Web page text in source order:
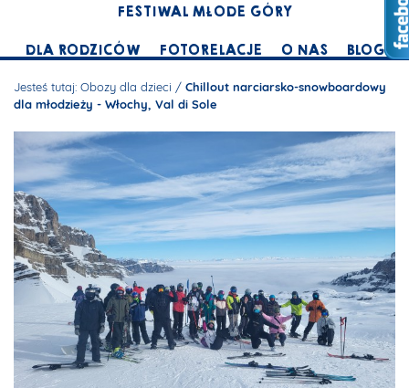
FESTIWAL MŁODE GÓRY
DLA RODZICÓW
FOTORELACJE O NAS BLOG
Jesteś tutaj: Obozy dla dzieci / Chillout narciarsko-snowboardowy
dla młodzieży - Włochy, Val di Sole